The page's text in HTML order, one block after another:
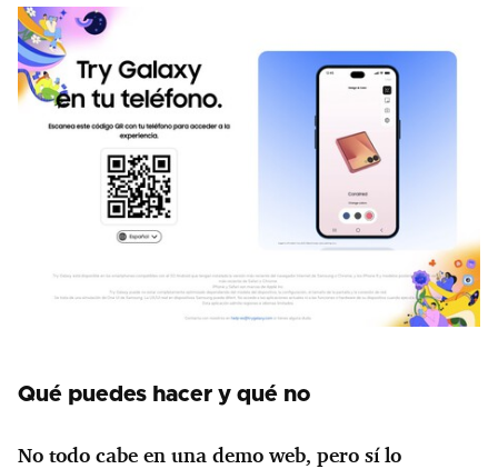
Qué puedes hacer y qué no
No todo cabe en una demo web, pero sí lo